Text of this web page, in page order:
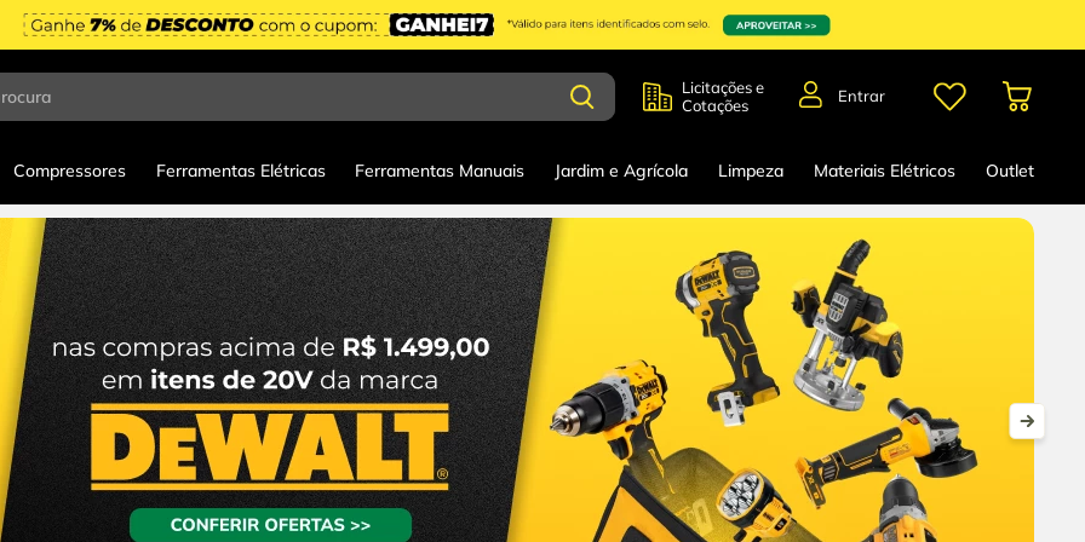
Licitações e
Cotações
Entrar
Compressores Ferramentas Elétricas Ferramentas Manuais Jardim e Agrícola Limpeza Materiais Elétricos Outlet